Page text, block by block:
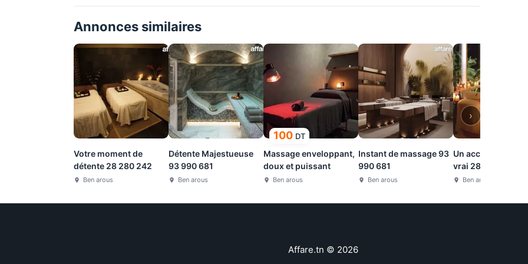
Annonces similaires
Votre moment de
détente 28 280 242
Ben arous
Détente Majestueuse
93 990 681
Ben arous
100 DT
Massage enveloppant,
doux et puissant
Ben arous
Instant de massage 93
990 681
Ben arous
Un accueil simple et
vrai 28 280 242
Ben arous
›
Affare.tn © 2026